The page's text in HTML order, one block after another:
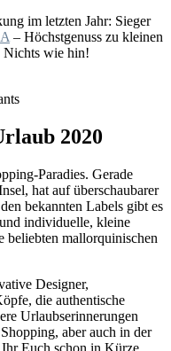
im letzten Jahr: Sieger
– Höchstgenuss zu kleinen
Nichts wie hin!
2020
Paradies. Gerade
hat auf überschaubarer
bekannten Labels gibt es
individuelle, kleine
beliebten mallorquinischen
Designer,
die authentische
Urlaubserinnerungen
aber auch in der
Ihr Euch schon in Kürze